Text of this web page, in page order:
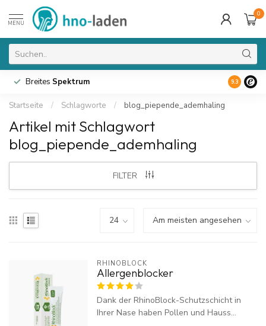
MENU
0
Breites Spektrum 9.3
Startseite / Schlagworte / blog_piepende_ademhaling
Artikel mit Schlagwort
blog_piepende_ademhaling
FILTER
RHINOBLOCK
Allergenblocker
Dank der RhinoBlock-Schutzschicht in
Ihrer Nase haben Pollen und Hauss...